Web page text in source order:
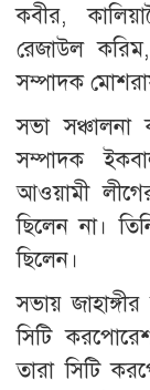
কবীর,
রেজাউল
সম্পাদক
সভা
সম্পাদক
আওয়ামী
ছিলেন না।
ছিলেন।
সভায়
সিটি
তারা সিটি